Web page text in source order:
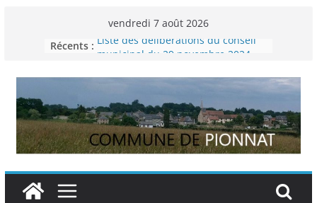
vendredi 7 août 2026
Récents : Liste des délibérations du conseil
Permanence France Lyme
Voyager en Europe pour les jeunes
Enquête INSEE
Liste des délibérations du conseil
municipal en date du 5/12/2024